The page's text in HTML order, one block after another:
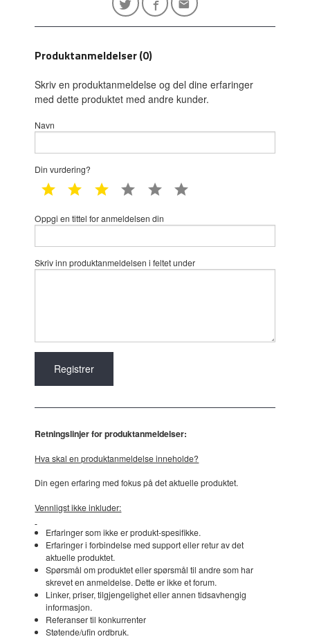
Produktanmeldelser (0)
Skriv en produktanmeldelse og del dine erfaringer
med dette produktet med andre kunder.
Navn
Din vurdering?
1 star 2 star 3 star 4 star 5 star
Oppgi en tittel for anmeldelsen din
Skriv inn produktanmeldelsen i feltet under
Retningslinjer for produktanmeldelser:
Hva skal en produktanmeldelse inneholde?
Din egen erfaring med fokus på det aktuelle produktet.
Vennligst ikke inkluder:
Erfaringer som ikke er produkt-spesifikke.
Erfaringer i forbindelse med support eller retur av det
aktuelle produktet.
Spørsmål om produktet eller spørsmål til andre som har
skrevet en anmeldelse. Dette er ikke et forum.
Linker, priser, tilgjengelighet eller annen tidsavhengig
informasjon.
Referanser til konkurrenter
Støtende/ufin ordbruk.